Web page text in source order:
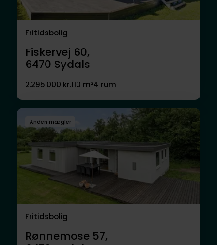
Fritidsbolig
Fiskervej 60,
6470 Sydals
2.295.000 kr.110 m²4 rum
Anden mægler
Fritidsbolig
Rønnemose 57,